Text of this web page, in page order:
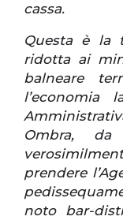
cassa.
Questa è la
ridotta ai
balneare
l’economia
Ombra,
prendere
noto bar-